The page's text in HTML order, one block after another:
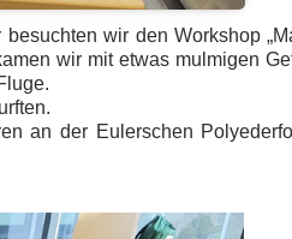
wir den Workshop
wir mit etwas mulmigen
an der Eulerschen